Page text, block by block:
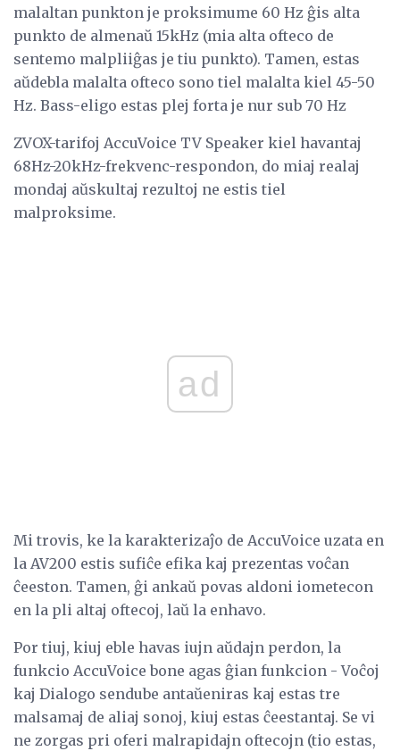
malaltan punkton je proksimume 60 Hz ĝis alta
punkto de almenaŭ 15kHz (mia alta ofteco de
sentemo malpliiĝas je tiu punkto). Tamen, estas
aŭdebla malalta ofteco sono tiel malalta kiel 45-50
Hz. Bass-eligo estas plej forta je nur sub 70 Hz
ZVOX-tarifoj AccuVoice TV Speaker kiel havantaj
68Hz-20kHz-frekvenc-respondon, do miaj realaj
mondaj aŭskultaj rezultoj ne estis tiel
malproksime.
ad
Mi trovis, ke la karakterizaĵo de AccuVoice uzata en
la AV200 estis sufiĉe efika kaj prezentas voĉan
ĉeeston. Tamen, ĝi ankaŭ povas aldoni iometecon
en la pli altaj oftecoj, laŭ la enhavo.
Por tiuj, kiuj eble havas iujn aŭdajn perdon, la
funkcio AccuVoice bone agas ĝian funkcion - Voĉoj
kaj Dialogo sendube antaŭeniras kaj estas tre
malsamaj de aliaj sonoj, kiuj estas ĉeestantaj. Se vi
ne zorgas pri oferi malrapidajn oftecojn (tio estas,